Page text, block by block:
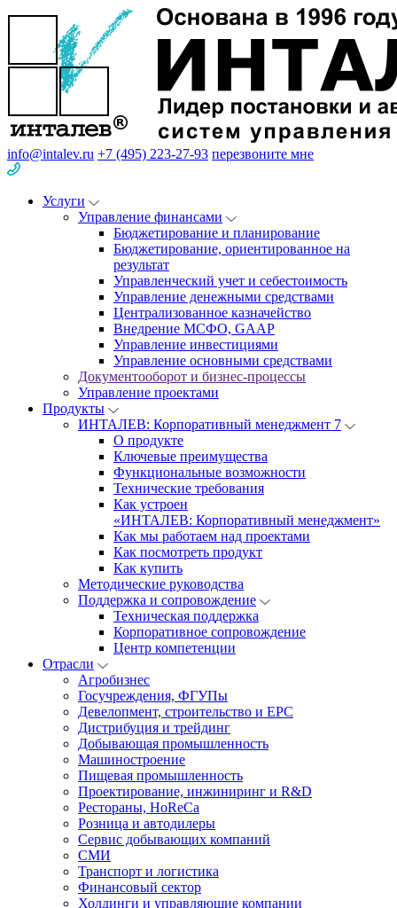
info@intalev.ru +7 (495) 223-27-93 перезвоните мне
Услуги
Управление финансами
Бюджетирование и планирование
Бюджетирование, ориентированное на
результат
Управленческий учет и себестоимость
Управление денежными средствами
Централизованное казначейство
Внедрение МСФО, GAAP
Управление инвестициями
Управление основными средствами
Документооборот и бизнес-процессы
Управление проектами
Продукты
ИНТАЛЕВ: Корпоративный менеджмент 7
О продукте
Ключевые преимущества
Функциональные возможности
Технические требования
Как устроен
«ИНТАЛЕВ: Корпоративный менеджмент»
Как мы работаем над проектами
Как посмотреть продукт
Как купить
Методические руководства
Поддержка и сопровождение
Техническая поддержка
Корпоративное сопровождение
Центр компетенции
Отрасли
Агробизнес
Госучреждения, ФГУПы
Девелопмент, строительство и EPC
Дистрибуция и трейдинг
Добывающая промышленность
Машиностроение
Пищевая промышленность
Проектирование, инжиниринг и R&D
Рестораны, HoReCa
Розница и автодилеры
Сервис добывающих компаний
СМИ
Транспорт и логистика
Финансовый сектор
Холдинги и управляющие компании